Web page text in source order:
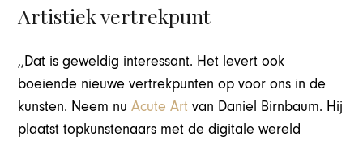
Artistiek vertrekpunt
,,Dat is geweldig interessant. Het levert ook
boeiende nieuwe vertrekpunten op voor ons in de
kunsten. Neem nuAcute Art van Daniel Birnbaum. Hij
plaatst topkunstenaars met de digitale wereld